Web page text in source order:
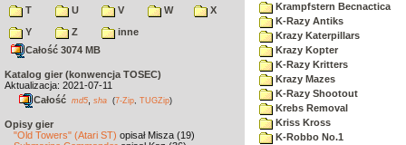
T
U V W
X
Y
Z
inne
Całość 3074 MB
Katalog gier (konwencja TOSEC)
Aktualizacja: 2021-07-11
Całość md5 sha (7-Zip TUGZip)
Opisy gier
"Old Towers" (Atari ST) opisał Misza (19)
Krampfstern Becnactica
K-Razy Antiks
Krazy Katerpillars
Krazy Kopter
K-Razy Kritters
Krazy Mazes
K-Razy Shootout
Krebs Removal
Kriss Kross
K-Robbo No.1